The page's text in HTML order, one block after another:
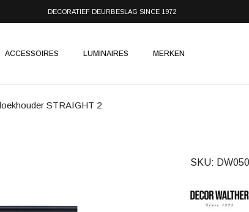
DECORATIEF DEURBESLAG SINCE 1972
ACCESSOIRES LUMINAIRES MERKEN
STRAIGHT 2
SKU